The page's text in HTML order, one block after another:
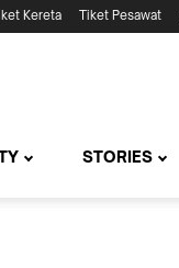
Kereta Tiket Pesawat
STORIES